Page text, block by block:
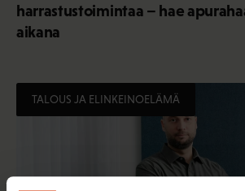
harrastustoimintaa – hae
aikana
TALOUS JA ELINKEINOELÄMÄ